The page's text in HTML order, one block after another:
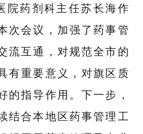
院药剂科主任苏长海作
次会议，加强了药事管
流互通，对规范全市的
有重要意义，对旗区质
的指导作用。下一步，
结合本地区药事管理工